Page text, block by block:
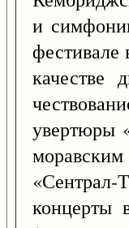
и
фестивале
качестве
увертюры
концерты